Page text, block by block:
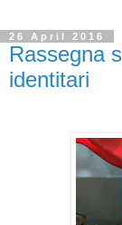
26 April 2016
Rassegna
identitari